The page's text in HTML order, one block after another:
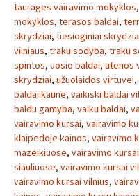
taurages vairavimo mokyklos,
mokyklos, terasos baldai,
skrydziai, tiesioginiai
vilniaus, traku sodyba, traku
spintos, uosio baldai, utenos
skrydziai, užuolaidos virtuvei,
baldai kaune, vaikiski baldai
baldu gamyba, vaiku baldai,
vairavimo kursai, vairavimo
klaipedoje kainos, vairavimo
mazeikiuose, vairavimo
siauliuose, vairavimo kursai
vairavimo kursai vilnius,